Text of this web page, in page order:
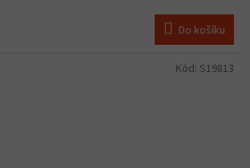
Do košíku
Kód: S19813